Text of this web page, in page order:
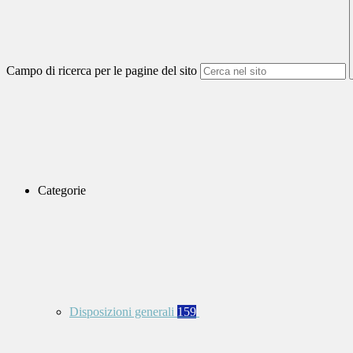
Campo di ricerca per le pagine del sito
Categorie
Disposizioni generali 159